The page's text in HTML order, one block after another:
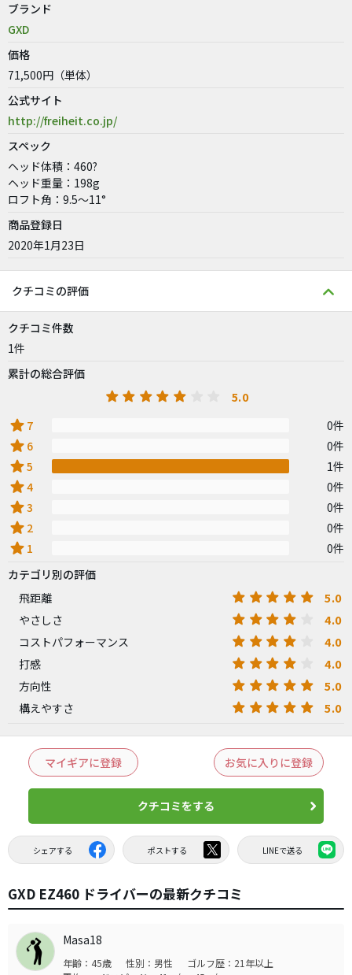
ブランド
GXD
価格
71,500円（単体）
公式サイト
http://freiheit.co.jp/
スペック
ヘッド体積：460?
ヘッド重量：198g
ロフト角：9.5〜11°
商品登録日
2020年1月23日
クチコミの評価
クチコミ件数
1件
累計の総合評価
5.0
star 7 0件
star 6 0件
star5 1件
star4 0件
star3 0件
star 2 0件
star 1
0件
カテゴリ別の評価
飛距離
5.0
やさしさ 4.0
コストパフォーマンス 4.0
打感 4.0
方向性 5.0
構えやすさ 5.0
マイギアに登録 お気に入りに登録
クチコミをする
シェアする ポストする LINEで送る
GXD EZ460 ドライバーの最新クチコミ
Masa18
年齢：45歳 性別：男性
ゴルフ歴：21年以上